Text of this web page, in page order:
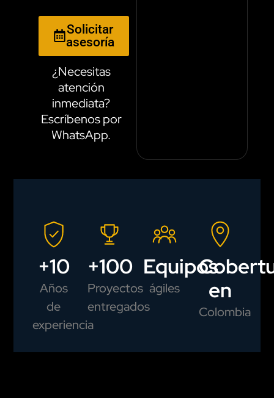
Solicitar
asesoría
¿Necesitas
atención
inmediata?
Escríbenos por
WhatsApp.
+10
Años
de
experiencia
+100
Proyectos
entregados
Equipos
ágiles
en
Colombia